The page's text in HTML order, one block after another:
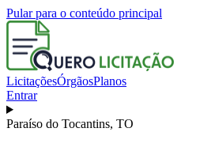
Pular para o conteúdo principal
LicitaçõesÓrgãosPlanos
Entrar
Paraíso do Tocantins, TO